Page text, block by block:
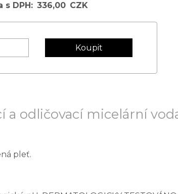
s DPH: 336,00 CZK
a odličovací micelární
pleť.